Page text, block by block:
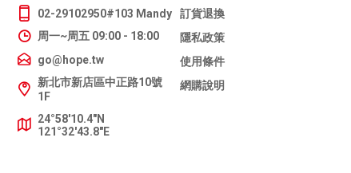
02-29102950#103 Mandy
周一~周五 09:00 - 18:00
go@hope.tw
新北市新店區中正路10號
1F
24°58'10.4"N
121°32'43.8"E
訂貨退換
隱私政策
使用條件
網購說明